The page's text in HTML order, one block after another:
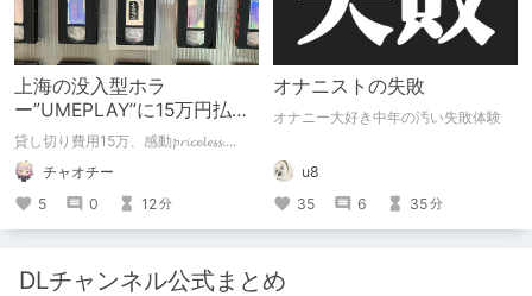
上海の没入型ホラ
ー”UMEPLAY”に15万円払っ
たら、2作品とも号泣した※
ネタバレなし
貸し切り費用15万、感動𝓹𝓻𝓲𝓬𝓮𝓵𝓮𝓼𝓼....
チャオチー
5
0 12分
オナニストの失敗
オナニー大好き中年の汚い失敗体験
u8
35
6 35分
DLチャンネル公式まとめ